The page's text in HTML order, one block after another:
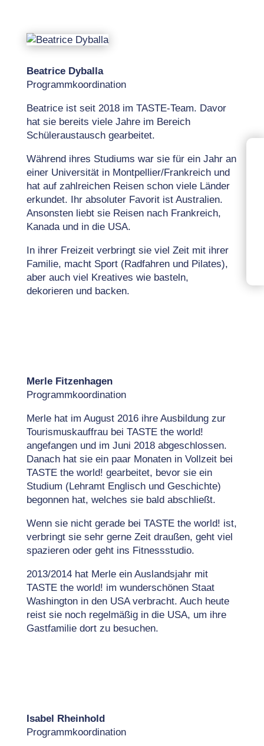
Beatrice Dyballa
Programmkoordination
Beatrice ist seit 2018 im TASTE-Team. Davor
hat sie bereits viele Jahre im Bereich
Schüleraustausch gearbeitet.
Während ihres Studiums war sie für ein Jahr an
einer Universität in Montpellier/Frankreich und
hat auf zahlreichen Reisen schon viele Länder
erkundet. Ihr absoluter Favorit ist Australien.
Ansonsten liebt sie Reisen nach Frankreich,
Kanada und in die USA.
In ihrer Freizeit verbringt sie viel Zeit mit ihrer
Familie, macht Sport (Radfahren und Pilates),
aber auch viel Kreatives wie basteln,
dekorieren und backen.
Merle Fitzenhagen
Programmkoordination
Merle hat im August 2016 ihre Ausbildung zur
Tourismuskauffrau bei TASTE the world!
angefangen und im Juni 2018 abgeschlossen.
Danach hat sie ein paar Monaten in Vollzeit bei
TASTE the world! gearbeitet, bevor sie ein
Studium (Lehramt Englisch und Geschichte)
begonnen hat, welches sie bald abschließt.
Wenn sie nicht gerade bei TASTE the world! ist,
verbringt sie sehr gerne Zeit draußen, geht viel
spazieren oder geht ins Fitnessstudio.
2013/2014 hat Merle ein Auslandsjahr mit
TASTE the world! im wunderschönen Staat
Washington in den USA verbracht. Auch heute
reist sie noch regelmäßig in die USA, um ihre
Gastfamilie dort zu besuchen.
Isabel Rheinhold
Programmkoordination